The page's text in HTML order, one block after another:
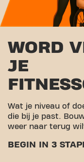
WORD
JE
Wat je niveau of
die bij je past.
weer naar terug
BEGIN IN 3